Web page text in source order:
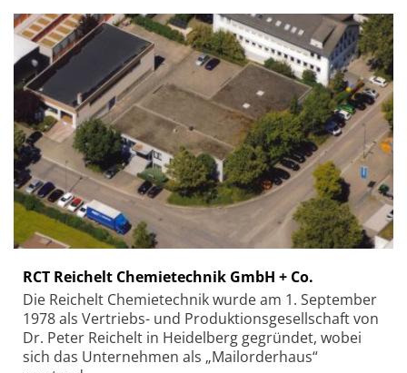
RCT Reichelt Chemietechnik GmbH + Co.
Die Reichelt Chemietechnik wurde am 1. September
1978 als Vertriebs- und Produktionsgesellschaft von
Dr. Peter Reichelt in Heidelberg gegründet, wobei
sich das Unternehmen als „Mailorderhaus“